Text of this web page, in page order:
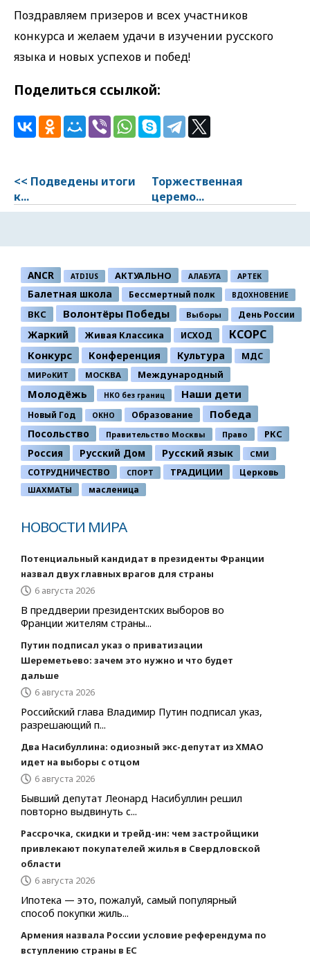
Поздравляем призеров и всех участников
конкурса и желаем удачи в изучении русского
языка и новых успехов и побед!
Поделиться ссылкой:
<< Подведены итоги
к...
Торжественная
церемо...
ANCR ATDIUS АКТУАЛЬНО АЛАБУГА АРТЕК
Балетная школа Бессмертный полк ВДОХНОВЕНИЕ
ВКС Волонтёры Победы Выборы День России
Жаркий Живая Классика ИСХОД КСОРС
Конкурс Конференция Культура МДС
МИРоКИТ МОСКВА Международный
Молодёжь НКО без границ Наши дети
Новый Год ОКНО Образование Победа
Посольство Правительство Москвы Право РКС
Россия Русский Дом Русский язык СМИ
СОТРУДНИЧЕСТВО СПОРТ ТРАДИЦИИ Церковь
ШАХМАТЫ масленица
НОВОСТИ МИРА
Потенциальный кандидат в президенты Франции
назвал двух главных врагов для страны
6 августа 2026
В преддверии президентских выборов во
Франции жителям страны...
Путин подписал указ о приватизации
Шереметьево: зачем это нужно и что будет
дальше
6 августа 2026
Российский глава Владимир Путин подписал указ,
разрешающий п...
Два Насибуллина: одиозный экс-депутат из ХМАО
идет на выборы с отцом
6 августа 2026
Бывший депутат Леонард Насибуллин решил
повторно выдвинуть с...
Рассрочка, скидки и трейд-ин: чем застройщики
привлекают покупателей жилья в Свердловской
области
6 августа 2026
Ипотека — это, пожалуй, самый популярный
способ покупки жиль...
Армения назвала России условие референдума по
вступлению страны в ЕС